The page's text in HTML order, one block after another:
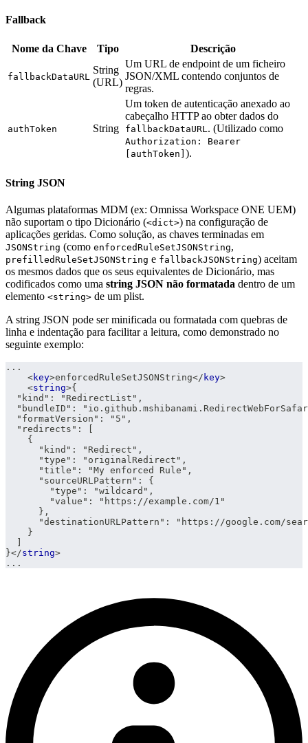
Fallback
Nome da Chave Tipo Descrição
fallbackDataURL
String
(URL)
Um URL de endpoint de um ficheiro
JSON/XML contendo conjuntos de
regras.
authToken String
Um token de autenticação anexado ao
cabeçalho HTTP ao obter dados do
fallbackDataURL. (Utilizado como
Authorization: Bearer
[authToken] ).
String JSON
Algumas plataformas MDM (ex: Omnissa Workspace ONE UEM)
não suportam o tipo Dicionário (<dict>) na configuração de
aplicações geridas. Como solução, as chaves terminadas em
JSONString (como enforcedRuleSetJSONString,
prefilledRuleSetJSONString e fallbackJSONString) aceitam
os mesmos dados que os seus equivalentes de Dicionário, mas
codificados como uma string JSON não formatada dentro de um
elemento <string> de um plist.
A string JSON pode ser minificada ou formatada com quebras de
linha e indentação para facilitar a leitura, como demonstrado no
seguinte exemplo:
...
<key>enforcedRuleSetJSONString</ key>
<string>{
  "kind": "RedirectList",
"bundleID":
  "formatVersion": "5",
  "redirects": [
    {
      "kind": "Redirect",
      "type": "originalRedirect",
      "title": "My enforced Rule",
      "sourceURLPattern": {
        "type": "wildcard",
        "value": "https://example.com/1"
      },
"destinationURLPattern": "https://google.com/
    }
}</string>
...